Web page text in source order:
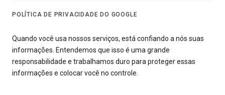
POLÍTICA DE PRIVACIDADE DO GOOGLE
Quando você usa nossos serviços, está confiando a nós suas
informações. Entendemos que isso é uma grande
responsabilidade e trabalhamos duro para proteger essas
informações e colocar você no controle.